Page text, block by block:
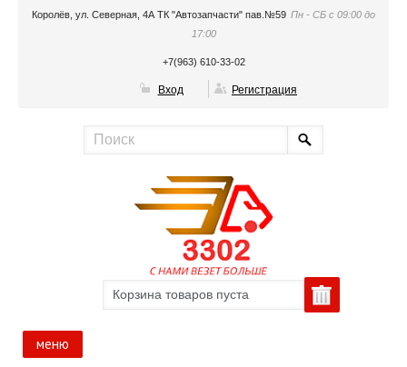
Королёв, ул. Северная, 4А ТК "Автозапчасти" пав.№59 Пн - СБ с 09:00 до
17:00
+7(963) 610-33-02
Вход Регистрация
Корзина товаров пуста
меню